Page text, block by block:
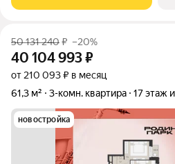
50 131 240₽ –20%
40 104 993₽
от 210 093 ₽ в месяц
61,3 м²
3-комн. квартира 17 этаж
новостройка